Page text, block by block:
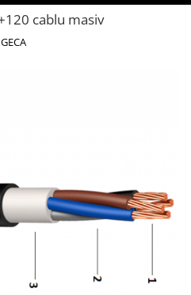
cablu masiv
GECA